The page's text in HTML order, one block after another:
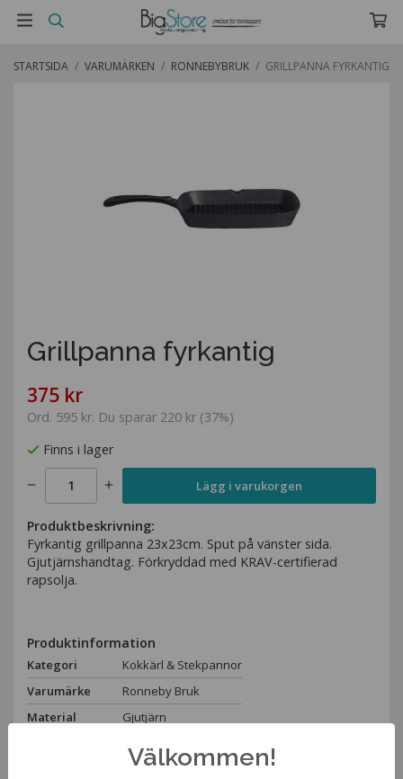
STARTSIDA / VARUMÄRKEN / RONNEBYBRUK / GRILLPANNA FYRKANTIG
Grillpanna fyrkantig
375 kr
Ord. 595 kr. Du sparar 220 kr (37%)
Finns i lager
Lägg i varukorgen
Produktbeskrivning:
Fyrkantig grillpanna 23x23cm. Sput på vänster sida.
Gjutjärnshandtag. Förkryddad med KRAV-certifierad
rapsolja.
Produktinformation
Kategori
Kokkärl & Stekpannor
Varumärke
Ronneby Bruk
Material
Gjutjärn
23cm
Välkommen!